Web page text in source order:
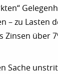
– zu Lasten
Zinsen über
Sache